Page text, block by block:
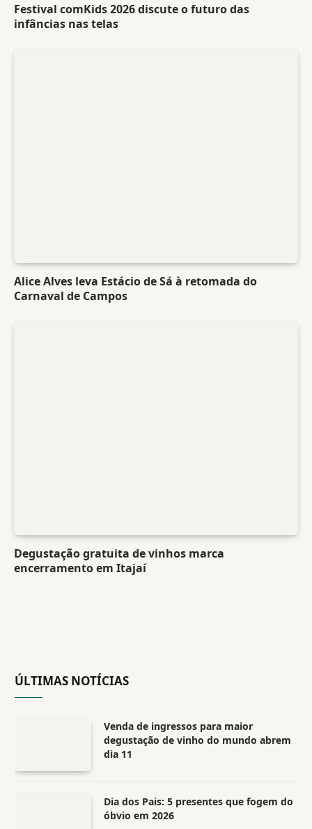
Festival comKids 2026 discute o futuro das
infâncias nas telas
Alice Alves leva Estácio de Sá à retomada do
Carnaval de Campos
Degustação gratuita de vinhos marca
encerramento em Itajaí
ÚLTIMAS NOTÍCIAS
Venda de ingressos para maior
degustação de vinho do mundo abrem
dia 11
Dia dos Pais: 5 presentes que fogem do
óbvio em 2026